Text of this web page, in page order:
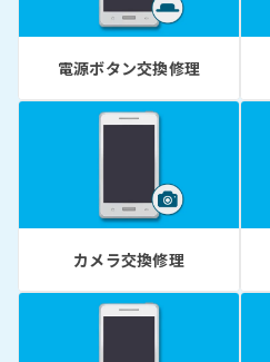
電源ボタン交換修理
カメラ交換修理